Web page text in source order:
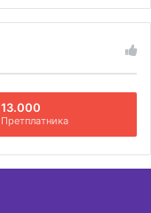
13.000
Претплатника